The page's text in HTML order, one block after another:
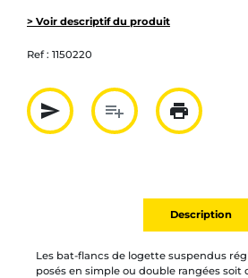
> Voir descriptif du produit
Ref : 1150220
send
Partager par mail
playlist_add
Ajouter à la
print
Description
Les bat-flancs de logette suspendus
posés en simple ou double rangées